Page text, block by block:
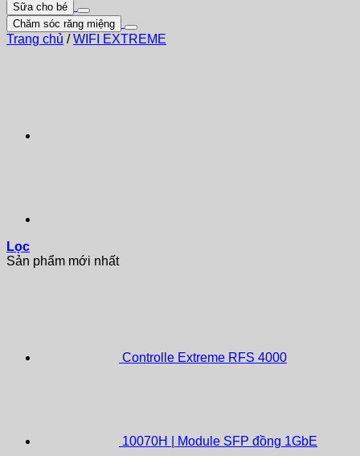
Sữa cho bé
Chăm sóc răng miệng
Trang chủ / WIFI EXTREME
Lọc
Sản phẩm mới nhất
Controlle Extreme RFS 4000
10070H | Module SFP đồng 1GbE